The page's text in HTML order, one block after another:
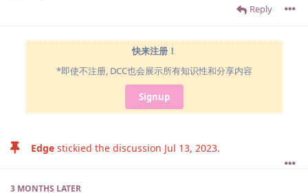
Reply
快来注册！
*即使不注册, DCC也会展示所有知识性和分享内容
Signup
Edge stickied the discussion Jul 13, 2023.
3 MONTHS LATER